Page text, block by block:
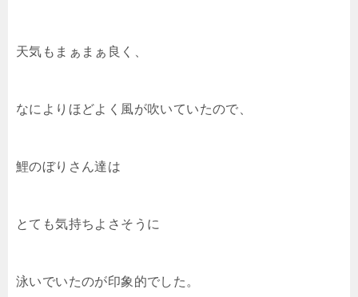
天気もまぁまぁ良く、
なによりほどよく風が吹いていたので、
鯉のぼりさん達は
とても気持ちよさそうに
泳いでいたのが印象的でした。